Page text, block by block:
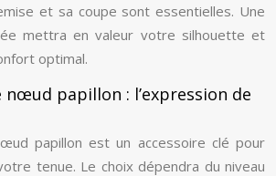
et sa coupe sont essentielles. Une
mettra en valeur votre silhouette et
optimal.
nœud papillon : l’expression de
papillon est un accessoire clé pour
tenue. Le choix dépendra du niveau